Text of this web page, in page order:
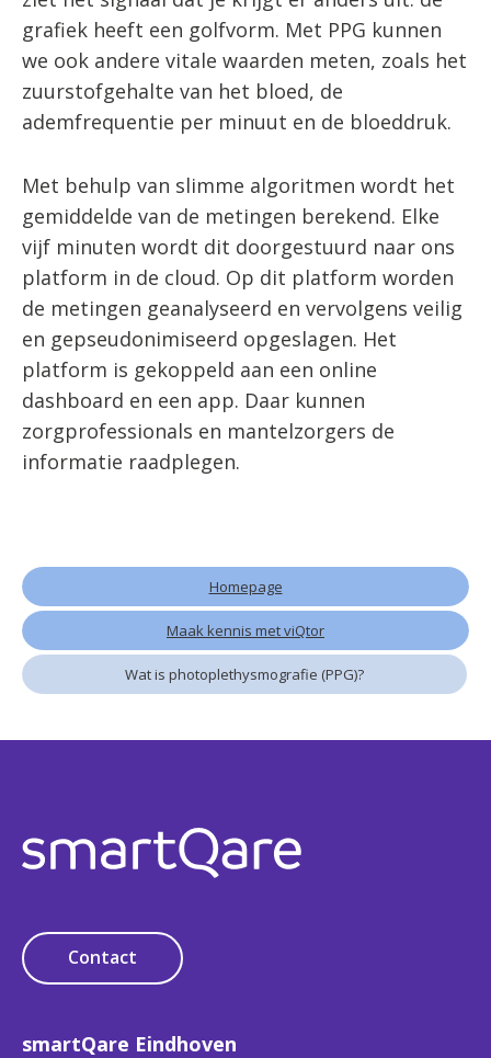
grafiek heeft een golfvorm. Met PPG kunnen
we ook andere vitale waarden meten, zoals het
zuurstofgehalte van het bloed, de
ademfrequentie per minuut en de bloeddruk.
Met behulp van slimme algoritmen wordt het
gemiddelde van de metingen berekend. Elke
vijf minuten wordt dit doorgestuurd naar ons
platform in de cloud. Op dit platform worden
de metingen geanalyseerd en vervolgens veilig
en gepseudonimiseerd opgeslagen. Het
platform is gekoppeld aan een online
dashboard en een app. Daar kunnen
zorgprofessionals en mantelzorgers de
informatie raadplegen.
Homepage
Maak kennis met viQtor
Wat is photoplethysmografie (PPG)?
Contact
smartQare Eindhoven